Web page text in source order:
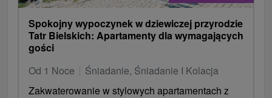
Spokojny wypoczynek w dziewiczej przyrodzie
Tatr Bielskich: Apartamenty dla wymagających
gości
Od 1 Noce
Śniadanie, Śniadanie I Kolacja
Zakwaterowanie w stylowych apartamentach z